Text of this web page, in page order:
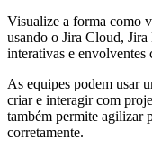
Visualize a forma como
usando o Jira Cloud, Jira
interativas e envolventes
As equipes podem usar
criar e interagir com
também permite agilizar
corretamente.